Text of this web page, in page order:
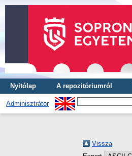
Nyitólap A repozitóriumról
Adminisztrátor
Vissza